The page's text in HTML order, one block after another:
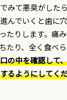
みて悪臭がした
んでいくと歯に穴
たりします。痛
たり、全く食べ
口の中を確認して
るようにしてく